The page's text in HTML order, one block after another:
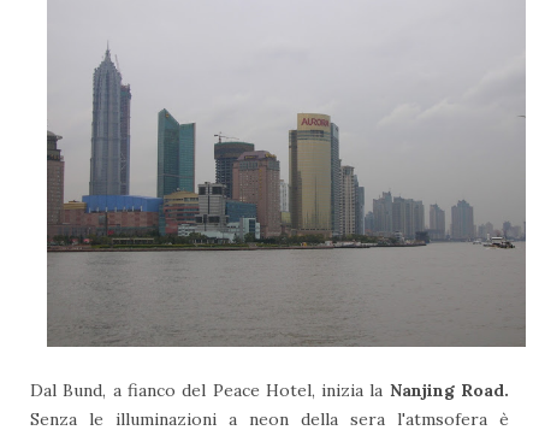
Dal Bund, a fianco del Peace Hotel, inizia la Nanjing Road.
Senza le illuminazioni a neon della sera l'atmsofera è